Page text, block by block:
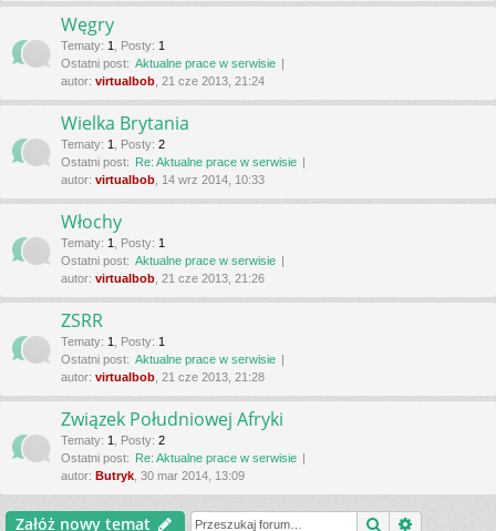
Węgry
Tematy: 1 Posty: 1
Ostatni post: Aktualne prace w serwisie
autor: virtualbob , 21 cze 2013, 21:24
Wielka Brytania
Tematy: 1 Posty: 2
Ostatni post: Re: Aktualne prace w serwisie
autor: virtualbob , 14 wrz 2014, 10:33
Włochy
Tematy: 1 Posty: 1
Ostatni post: Aktualne prace w serwisie
autor: virtualbob , 21 cze 2013, 21:26
ZSRR
Tematy: 1 Posty: 1
Ostatni post: Aktualne prace w serwisie
autor: virtualbob , 21 cze 2013, 21:28
Związek Południowej Afryki
Tematy: 1 Posty: 2
Ostatni post: Re: Aktualne prace w serwisie
autor: Butryk , 30 mar 2014, 13:09
Załóż nowy temat Szukaj